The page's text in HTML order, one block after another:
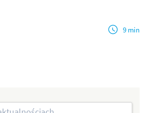
9 min